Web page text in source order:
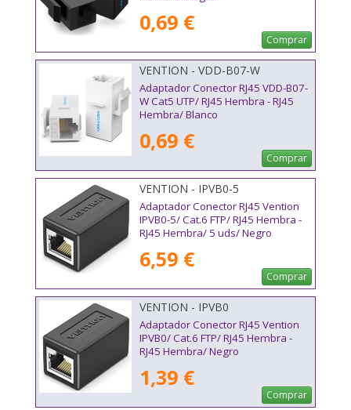
0,69 €
Comprar
VENTION - VDD-B07-W
Adaptador Conector RJ45 VDD-B07-
W Cat5 UTP/ RJ45 Hembra - RJ45
Hembra/ Blanco
0,69 €
Comprar
VENTION - IPVB0-5
Adaptador Conector RJ45 Vention
IPVB0-5/ Cat.6 FTP/ RJ45 Hembra -
RJ45 Hembra/ 5 uds/ Negro
6,59 €
Comprar
VENTION - IPVB0
Adaptador Conector RJ45 Vention
IPVB0/ Cat.6 FTP/ RJ45 Hembra -
RJ45 Hembra/ Negro
1,39 €
Comprar